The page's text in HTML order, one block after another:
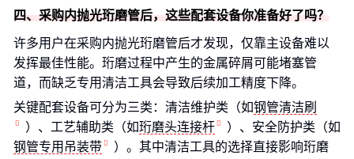
四、采购内抛光珩磨管后，这些配套设备你准备好了吗？
许多用户在采购内抛光珩磨管后才发现，仅靠主设备难以
发挥最佳性能。珩磨过程中产生的金属碎屑可能堵塞管
道，而缺乏专用清洁工具会导致后续加工精度下降。
关键配套设备可分为三类：清洁维护类（如钢管清洁刷
）、工艺辅助类（如珩磨头连接杆
）、安全防护类（如
钢管专用吊装带
）。其中清洁工具的选择直接影响珩磨